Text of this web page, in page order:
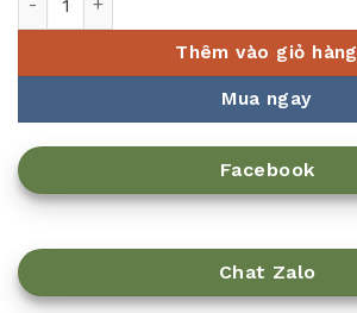
Thêm vào giỏ hàng
Mua ngay
Facebook
Chat Zalo